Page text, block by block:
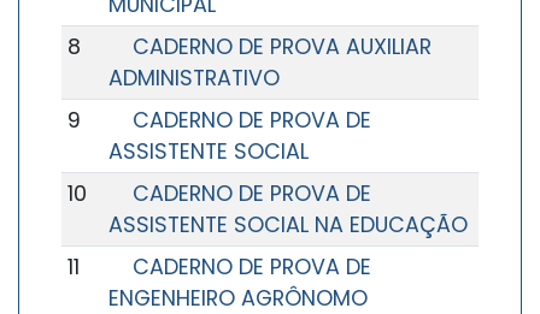
8
CADERNO DE PROVA AUXILIAR
ADMINISTRATIVO
9
CADERNO DE PROVA DE
ASSISTENTE SOCIAL
10
CADERNO DE PROVA DE
ASSISTENTE SOCIAL NA EDUCAÇÃO
11
CADERNO DE PROVA DE
ENGENHEIRO AGRÔNOMO